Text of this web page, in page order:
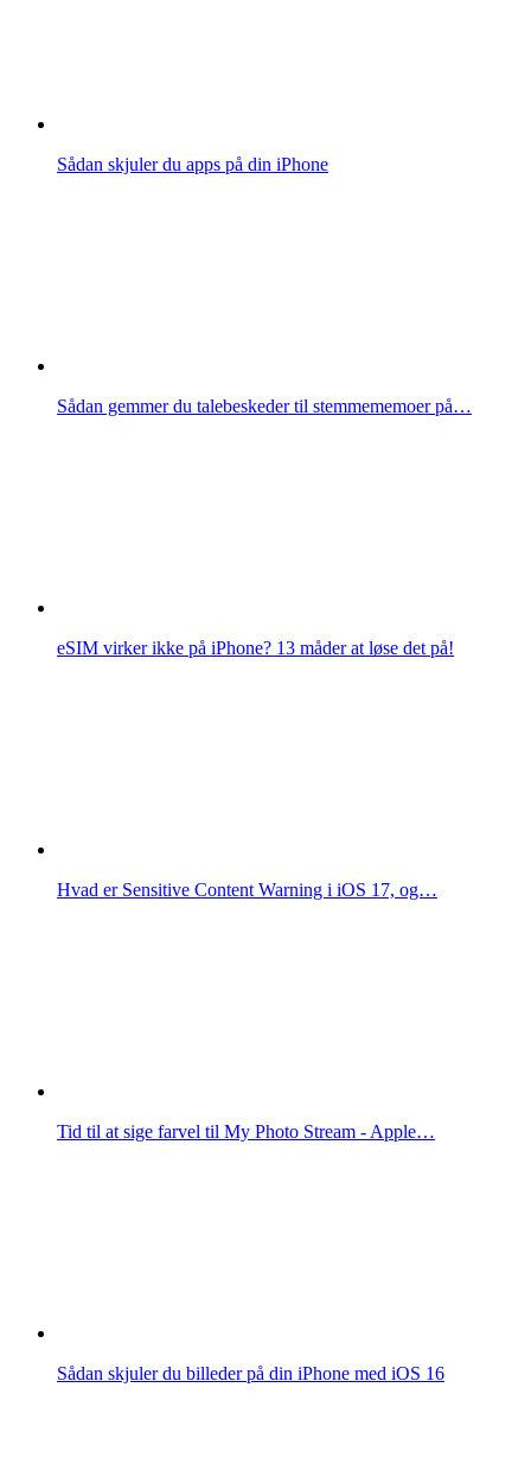
Sådan skjuler du apps på din iPhone
Sådan gemmer du talebeskeder til stemmememoer på…
eSIM virker ikke på iPhone? 13 måder at løse det på!
Hvad er Sensitive Content Warning i iOS 17, og…
Tid til at sige farvel til My Photo Stream - Apple…
Sådan skjuler du billeder på din iPhone med iOS 16